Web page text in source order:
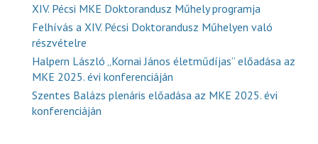
XIV. Pécsi MKE Doktorandusz Műhely programja
Felhívás a XIV. Pécsi Doktorandusz Műhelyen való
részvételre
Halpern László „Kornai János életműdíjas” előadása az
MKE 2025. évi konferenciáján
Szentes Balázs plenáris előadása az MKE 2025. évi
konferenciáján